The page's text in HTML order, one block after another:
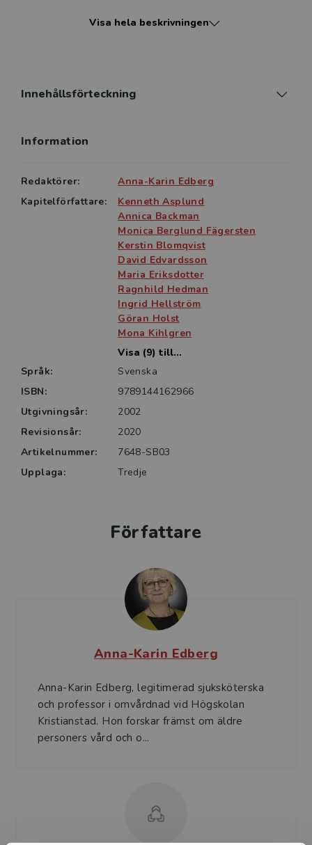
personens upplevelse av att drabbas, upplevelsen av
samt betonar värdegrundens, vårdmiljöns och
är mer konkreta och praktiska. Sist i boken finns ett
demenssjukdomarna. Sammantaget kompletterar
görandet i personalens möte med dessa personer.
Kapitlen syftar också till att stimulera till eftertanke
Målgruppen är sjuksköterskestudenter på grundnivå
och avancerad nivå, men även andra yrkeskategorier
som möter personer med demenssjukdom i sitt
arbete har nytta av boken.
Visa hela beskrivningen
Innehållsförteckning
Information
Redaktörer:
Anna-Karin Edberg
Kapitelförfattare:
Kenneth Asplund
Annica Backman
Monica Berglund Fägersten
Kerstin Blomqvist
David Edvardsson
Maria Eriksdotter
Ragnhild Hedman
Ingrid Hellström
Göran Holst
Mona Kihlgren
Visa (9) till...
Språk:
Svenska
ISBN:
9789144162966
Utgivningsår:
2002
Revisionsår:
2020
Artikelnummer:
7648-SB03
Upplaga:
Tredje
Författare
Anna-Karin Edberg
Anna-Karin Edberg, legitimerad sjuksköterska
och professor i omvårdnad vid Högskolan
Kristianstad. Hon forskar främst om äldre
personers vård och o...